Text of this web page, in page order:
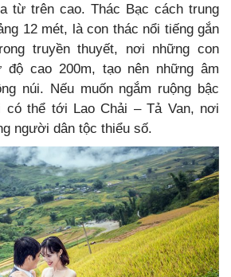
từ trên cao. Thác Bạc cách trung
12 mét, là con thác nổi tiếng gắn
truyền thuyết, nơi những con
cao 200m, tạo nên những âm
núi. Nếu muốn ngắm ruộng bậc
có thể tới Lao Chải – Tả Van, nơi
người dân tộc thiểu số.